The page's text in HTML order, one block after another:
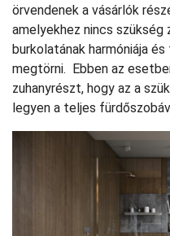
örvendenek a vásárlók
amelyekhez nincs szükség
burkolatának harmóniája
megtörni. Ebben az
zuhanyrészt, hogy az a
legyen a teljes